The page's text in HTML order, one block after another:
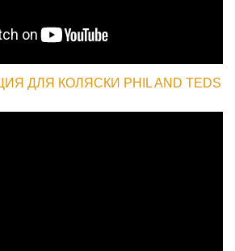
ДЛЯ КОЛЯСКИ PHIL AND TEDS